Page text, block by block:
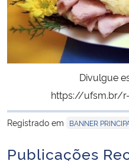
Divulgue
https://ufsm.br/r-
Registrado em
BANNER
Publicações